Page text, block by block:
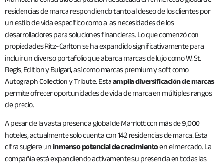
residencias de marca respondiendo tanto al deseo de los clientes por
un estilo de vida específico como a las necesidades de los
desarrolladores para soluciones financieras. Lo que comenzó con
propiedades Ritz-Carlton se ha expandido significativamente para
incluir un diverso portafolio que abarca marcas de lujo como W, St.
Regis, Edition y Bulgari, así como marcas premium y soft como
Autograph Collection y Tribute. Estaamplia diversificación de marcas
permite ofrecer oportunidades de vida de marca en múltiples rangos
de precio.
A pesar de la vasta presencia global de Marriott con más de 9,000
hoteles, actualmente solo cuenta con 142 residencias de marca. Esta
cifra sugiere uninmenso potencial de crecimientoen el mercado. La
compañía está expandiendo activamente su presencia en todas las